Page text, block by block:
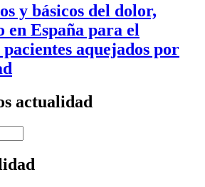
y básicos del dolor,
España para el
aquejados por
actualidad